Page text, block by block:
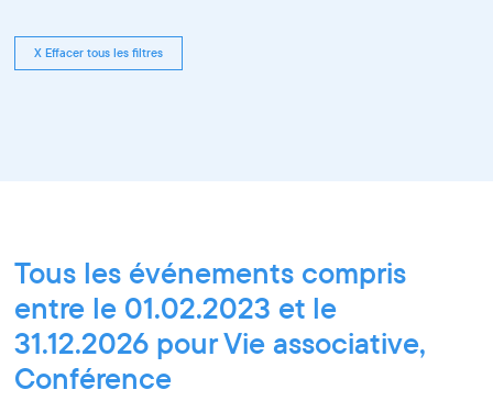
X Effacer tous les filtres
Tous les événements compris
entre le 01.02.2023 et le
31.12.2026 pour Vie associative,
Conférence